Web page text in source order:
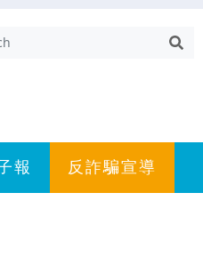
報 反詐騙宣導